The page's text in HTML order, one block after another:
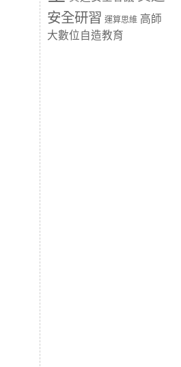
安全研習 運算思維 高師
大數位自造教育